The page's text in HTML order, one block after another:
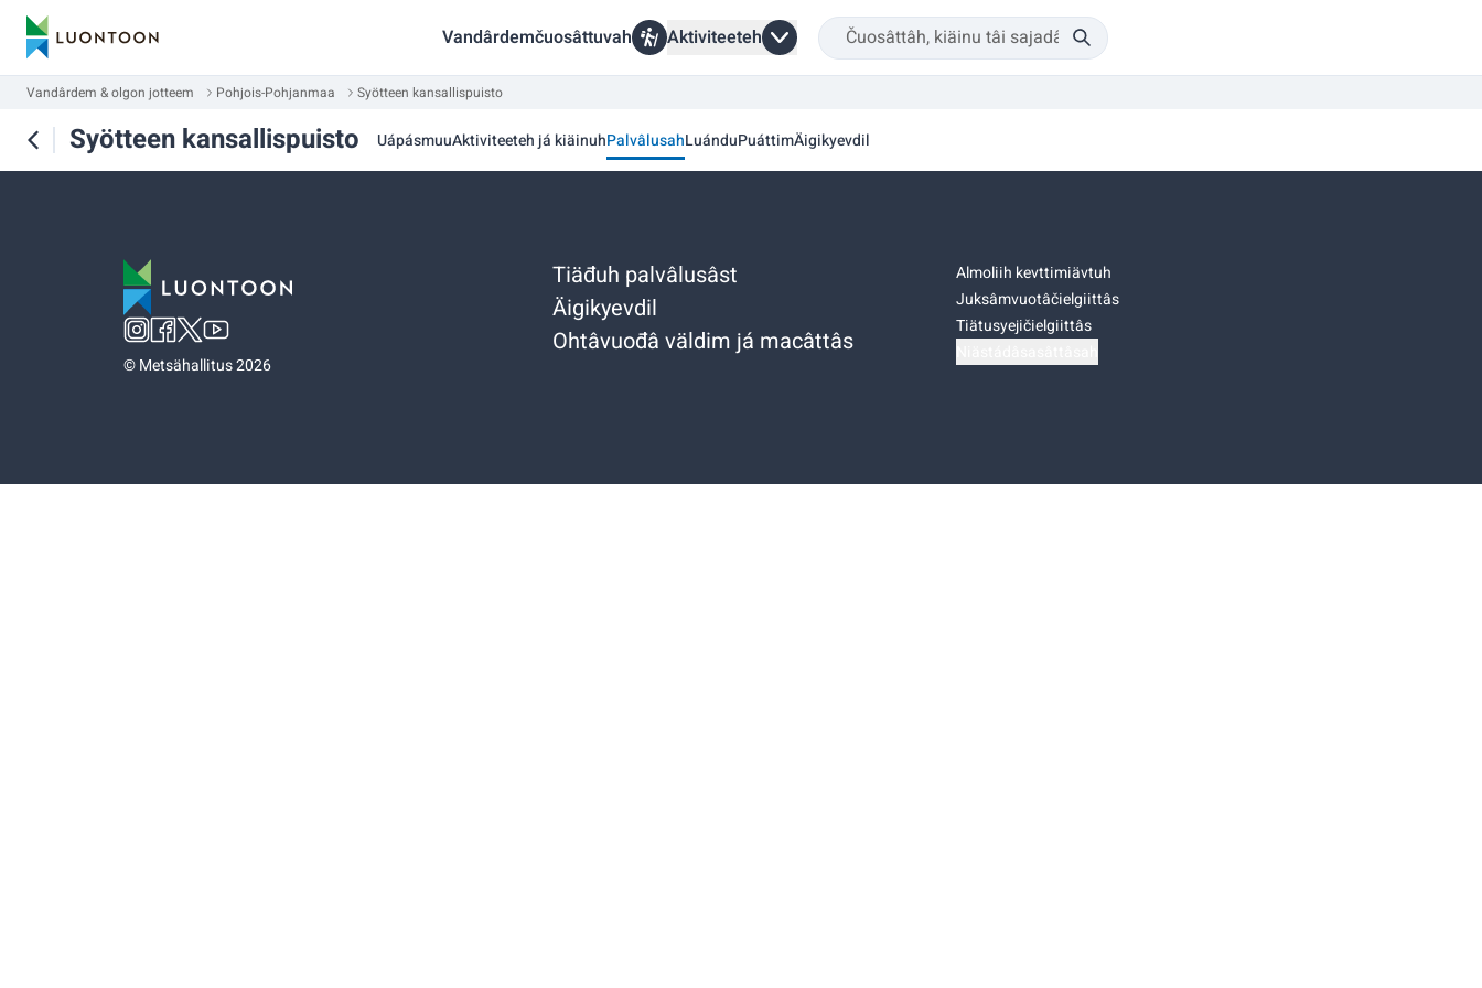
Vandârdemčuosâttuvah Aktiviteeteh
Vandârdem & olgon jotteem Pohjois-Pohjanmaa Syötteen kansallispuisto
Syötteen kansallispuisto UápásmuuAktiviteeteh já kiäinuhPalvâlusahLuánduPuáttimÄigikyevdil
©Metsähallitus 2026
Tiäđuh palvâlusâst
Äigikyevdil
Ohtâvuođâ väldim já macâttâs
Almoliih kevttimiävtuh
Juksâmvuotâčielgiittâs
Tiätusyejičielgiittâs